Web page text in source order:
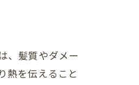
、髪質やダメー
熱を伝えること